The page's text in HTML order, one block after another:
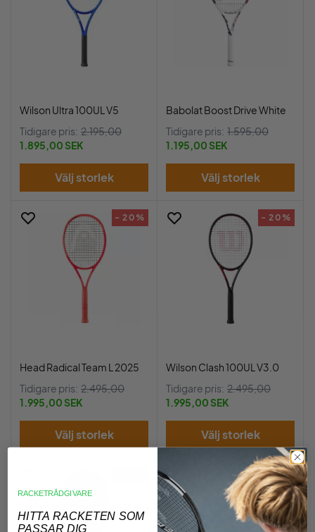
Wilson Ultra 100UL V5
Tidigare pris: 2.195,00
1.895,00 SEK
Välj storlek
Babolat Boost Drive White
Tidigare pris: 1.595,00
1.195,00 SEK
Välj storlek
- 20%
Head Radical Team L 2025
Tidigare pris: 2.495,00
1.995,00 SEK
Välj storlek
- 20%
Wilson Clash 100UL V3.0
Tidigare pris: 2.495,00
1.995,00 SEK
Välj storlek
- 17%
RACKETRÅDGIVARE
HITTA RACKETEN SOM
PASSAR DIG